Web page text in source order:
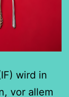
wird in
vor allem